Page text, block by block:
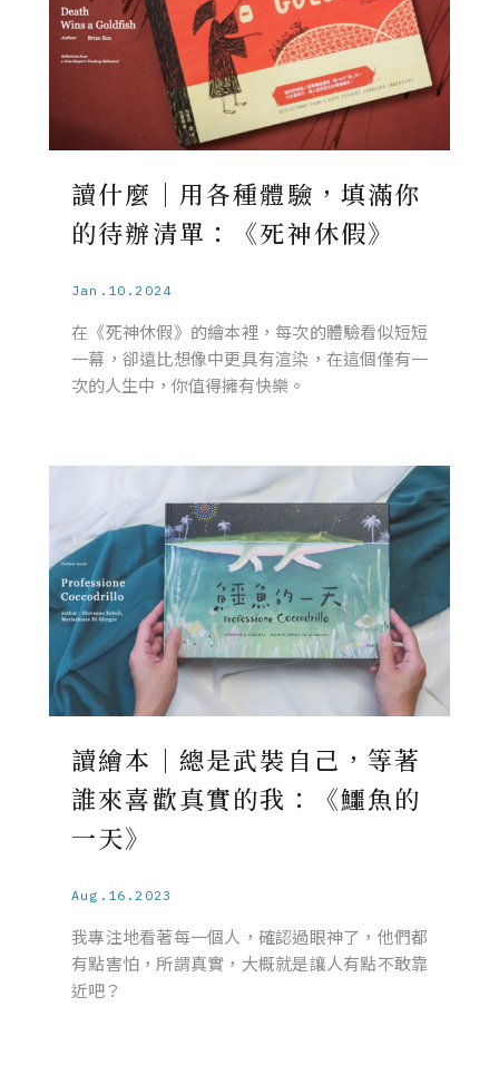
讀什麼｜用各種體驗，填滿你
的待辦清單：《死神休假》
Jan.10.2024
在《死神休假》的繪本裡，每次的體驗看似短短
一幕，卻遠比想像中更具有渲染，在這個僅有一
次的人生中，你值得擁有快樂。
讀繪本｜總是武裝自己，等著
誰來喜歡真實的我：《鱷魚的
一天》
Aug.16.2023
我專注地看著每一個人，確認過眼神了，他們都
有點害怕，所謂真實，大概就是讓人有點不敢靠
近吧？